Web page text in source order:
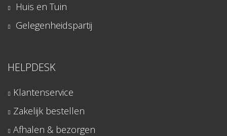
Huis en Tuin
Gelegenheidspartij
HELPDESK
Klantenservice
Zakelijk bestellen
Afhalen & bezorgen